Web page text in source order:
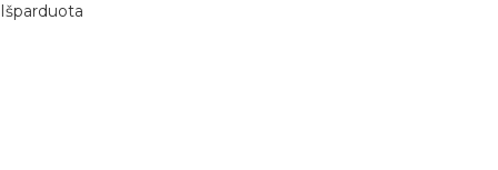
Išparduota